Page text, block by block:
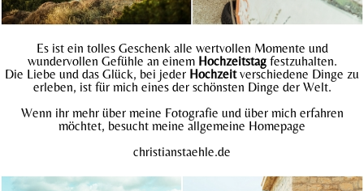
Es ist ein tolles Geschenk alle wertvollen Momente und
wundervollen Gefühle an einem Hochzeitstagfestzuhalten.
Die Liebe und das Glück, bei jeder Hochzeitverschiedene Dinge zu
erleben, ist für mich eines der schönsten Dinge der Welt.
Wenn ihr mehr über meine Fotografie und über mich erfahren
möchtet, besucht meine allgemeine Homepage
christianstaehle.de